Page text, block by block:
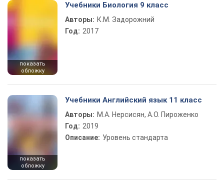
показать
обложку
Учебники Биология 9 класс
Авторы: К.М. Задорожний
Год: 2017
показать
обложку
Учебники Английский язык 11 класс
Авторы: М.А. Нерсисян, А.О. Пироженко
Год: 2019
Описание: Уровень стандарта